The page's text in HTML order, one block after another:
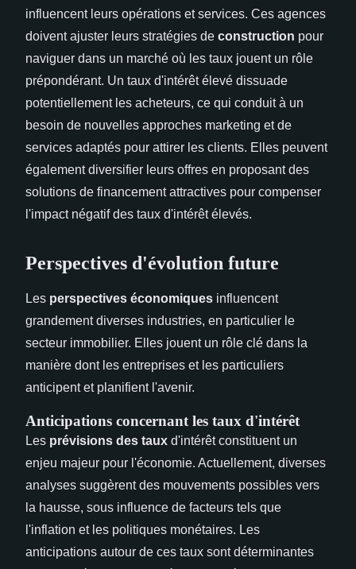
influencent leurs opérations et services. Ces agences
doivent ajuster leurs stratégies de construction pour
naviguer dans un marché où les taux jouent un rôle
prépondérant. Un taux d'intérêt élevé dissuade
potentiellement les acheteurs, ce qui conduit à un
besoin de nouvelles approches marketing et de
services adaptés pour attirer les clients. Elles peuvent
également diversifier leurs offres en proposant des
solutions de financement attractives pour compenser
l'impact négatif des taux d'intérêt élevés.
Perspectives d'évolution future
Les perspectives économiques influencent
grandement diverses industries, en particulier le
secteur immobilier. Elles jouent un rôle clé dans la
manière dont les entreprises et les particuliers
anticipent et planifient l'avenir.
Anticipations concernant les taux d'intérêt
Les prévisions des taux d'intérêt constituent un
enjeu majeur pour l'économie. Actuellement, diverses
analyses suggèrent des mouvements possibles vers
la hausse, sous influence de facteurs tels que
l'inflation et les politiques monétaires. Les
anticipations autour de ces taux sont déterminantes